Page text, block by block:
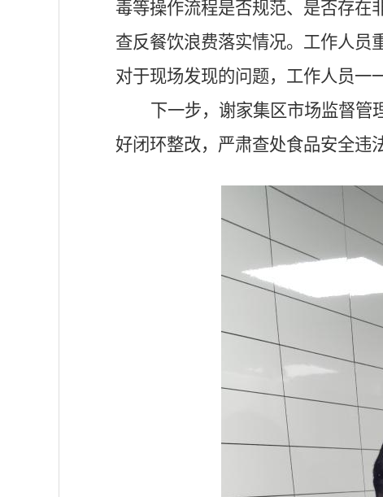
毒等操作流程是否规范、是否存在
查反餐饮浪费落实情况。工作人员
对于现场发现的问题，工作人员一
下一步，谢家集区市场监督管
好闭环整改，严肃查处食品安全违